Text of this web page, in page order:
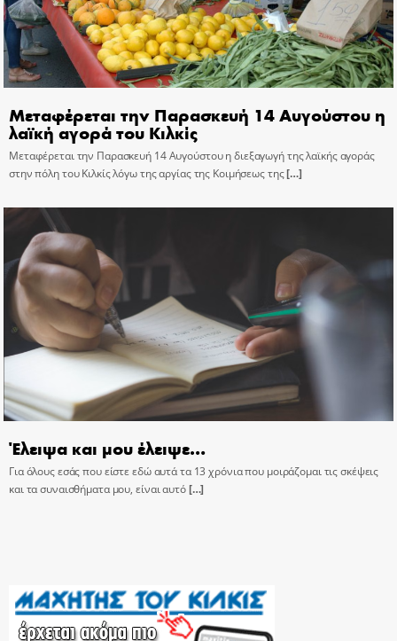
Μεταφέρεται την Παρασκευή 14 Αυγούστου η
λαϊκή αγορά του Κιλκίς
Μεταφέρεται την Παρασκευή 14 Αυγούστου η διεξαγωγή της λαϊκής αγοράς
στην πόλη του Κιλκίς λόγω της αργίας της Κοιμήσεως της[…]
Έλειψα και μου έλειψε…
Για όλους εσάς που είστε εδώ αυτά τα 13 χρόνια που μοιράζομαι τις σκέψεις
και τα συναισθήματα μου, είναι αυτό[…]